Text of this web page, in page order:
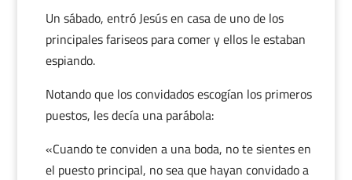
Un sábado, entró Jesús en casa de uno de los
principales fariseos para comer y ellos le estaban
espiando.
Notando que los convidados escogían los primeros
puestos, les decía una parábola:
«Cuando te conviden a una boda, no te sientes en
el puesto principal, no sea que hayan convidado a